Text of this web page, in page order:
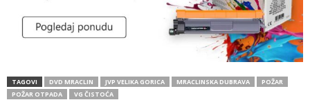
TAGOVI DVD MRACLIN JVP VELIKA GORICA MRACLINSKA DUBRAVA
POŽAR
POŽAR OTPADA
VG ČISTOĆA